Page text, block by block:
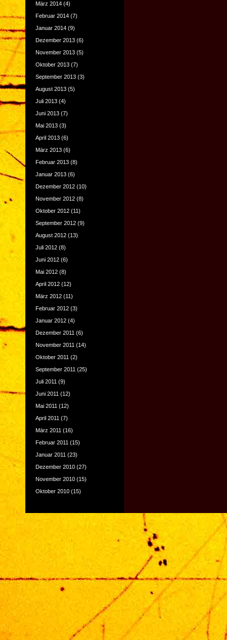
März 2014 (4)
Februar 2014 (7)
Januar 2014 (9)
Dezember 2013 (6)
November 2013 (5)
Oktober 2013 (7)
September 2013 (3)
August 2013 (5)
Juli 2013 (4)
Juni 2013 (7)
Mai 2013 (3)
April 2013 (6)
März 2013 (6)
Februar 2013 (8)
Januar 2013 (6)
Dezember 2012 (10)
November 2012 (8)
Oktober 2012 (11)
September 2012 (9)
August 2012 (13)
Juli 2012 (8)
Juni 2012 (6)
Mai 2012 (8)
April 2012 (12)
März 2012 (11)
Februar 2012 (3)
Januar 2012 (4)
Dezember 2011 (6)
November 2011 (14)
Oktober 2011 (2)
September 2011 (25)
Juli 2011 (9)
Juni 2011 (12)
Mai 2011 (12)
April 2011 (7)
März 2011 (16)
Februar 2011 (15)
Januar 2011 (23)
Dezember 2010 (27)
November 2010 (15)
Oktober 2010 (15)